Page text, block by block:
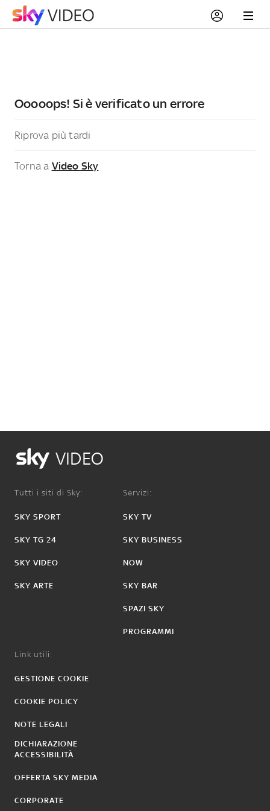
Ooooops! Si è verificato un errore
Riprova più tardi
Torna a Video Sky
VIDEO
Tutti i siti di Sky:
SKY SPORT
SKY TG 24
SKY VIDEO
SKY ARTE
Servizi:
SKY TV
SKY BUSINESS
NOW
SKY BAR
SPAZI SKY
PROGRAMMI
Link utili:
GESTIONE COOKIE
COOKIE POLICY
NOTE LEGALI
DICHIARAZIONE
ACCESSIBILITÀ
OFFERTA SKY MEDIA
CORPORATE